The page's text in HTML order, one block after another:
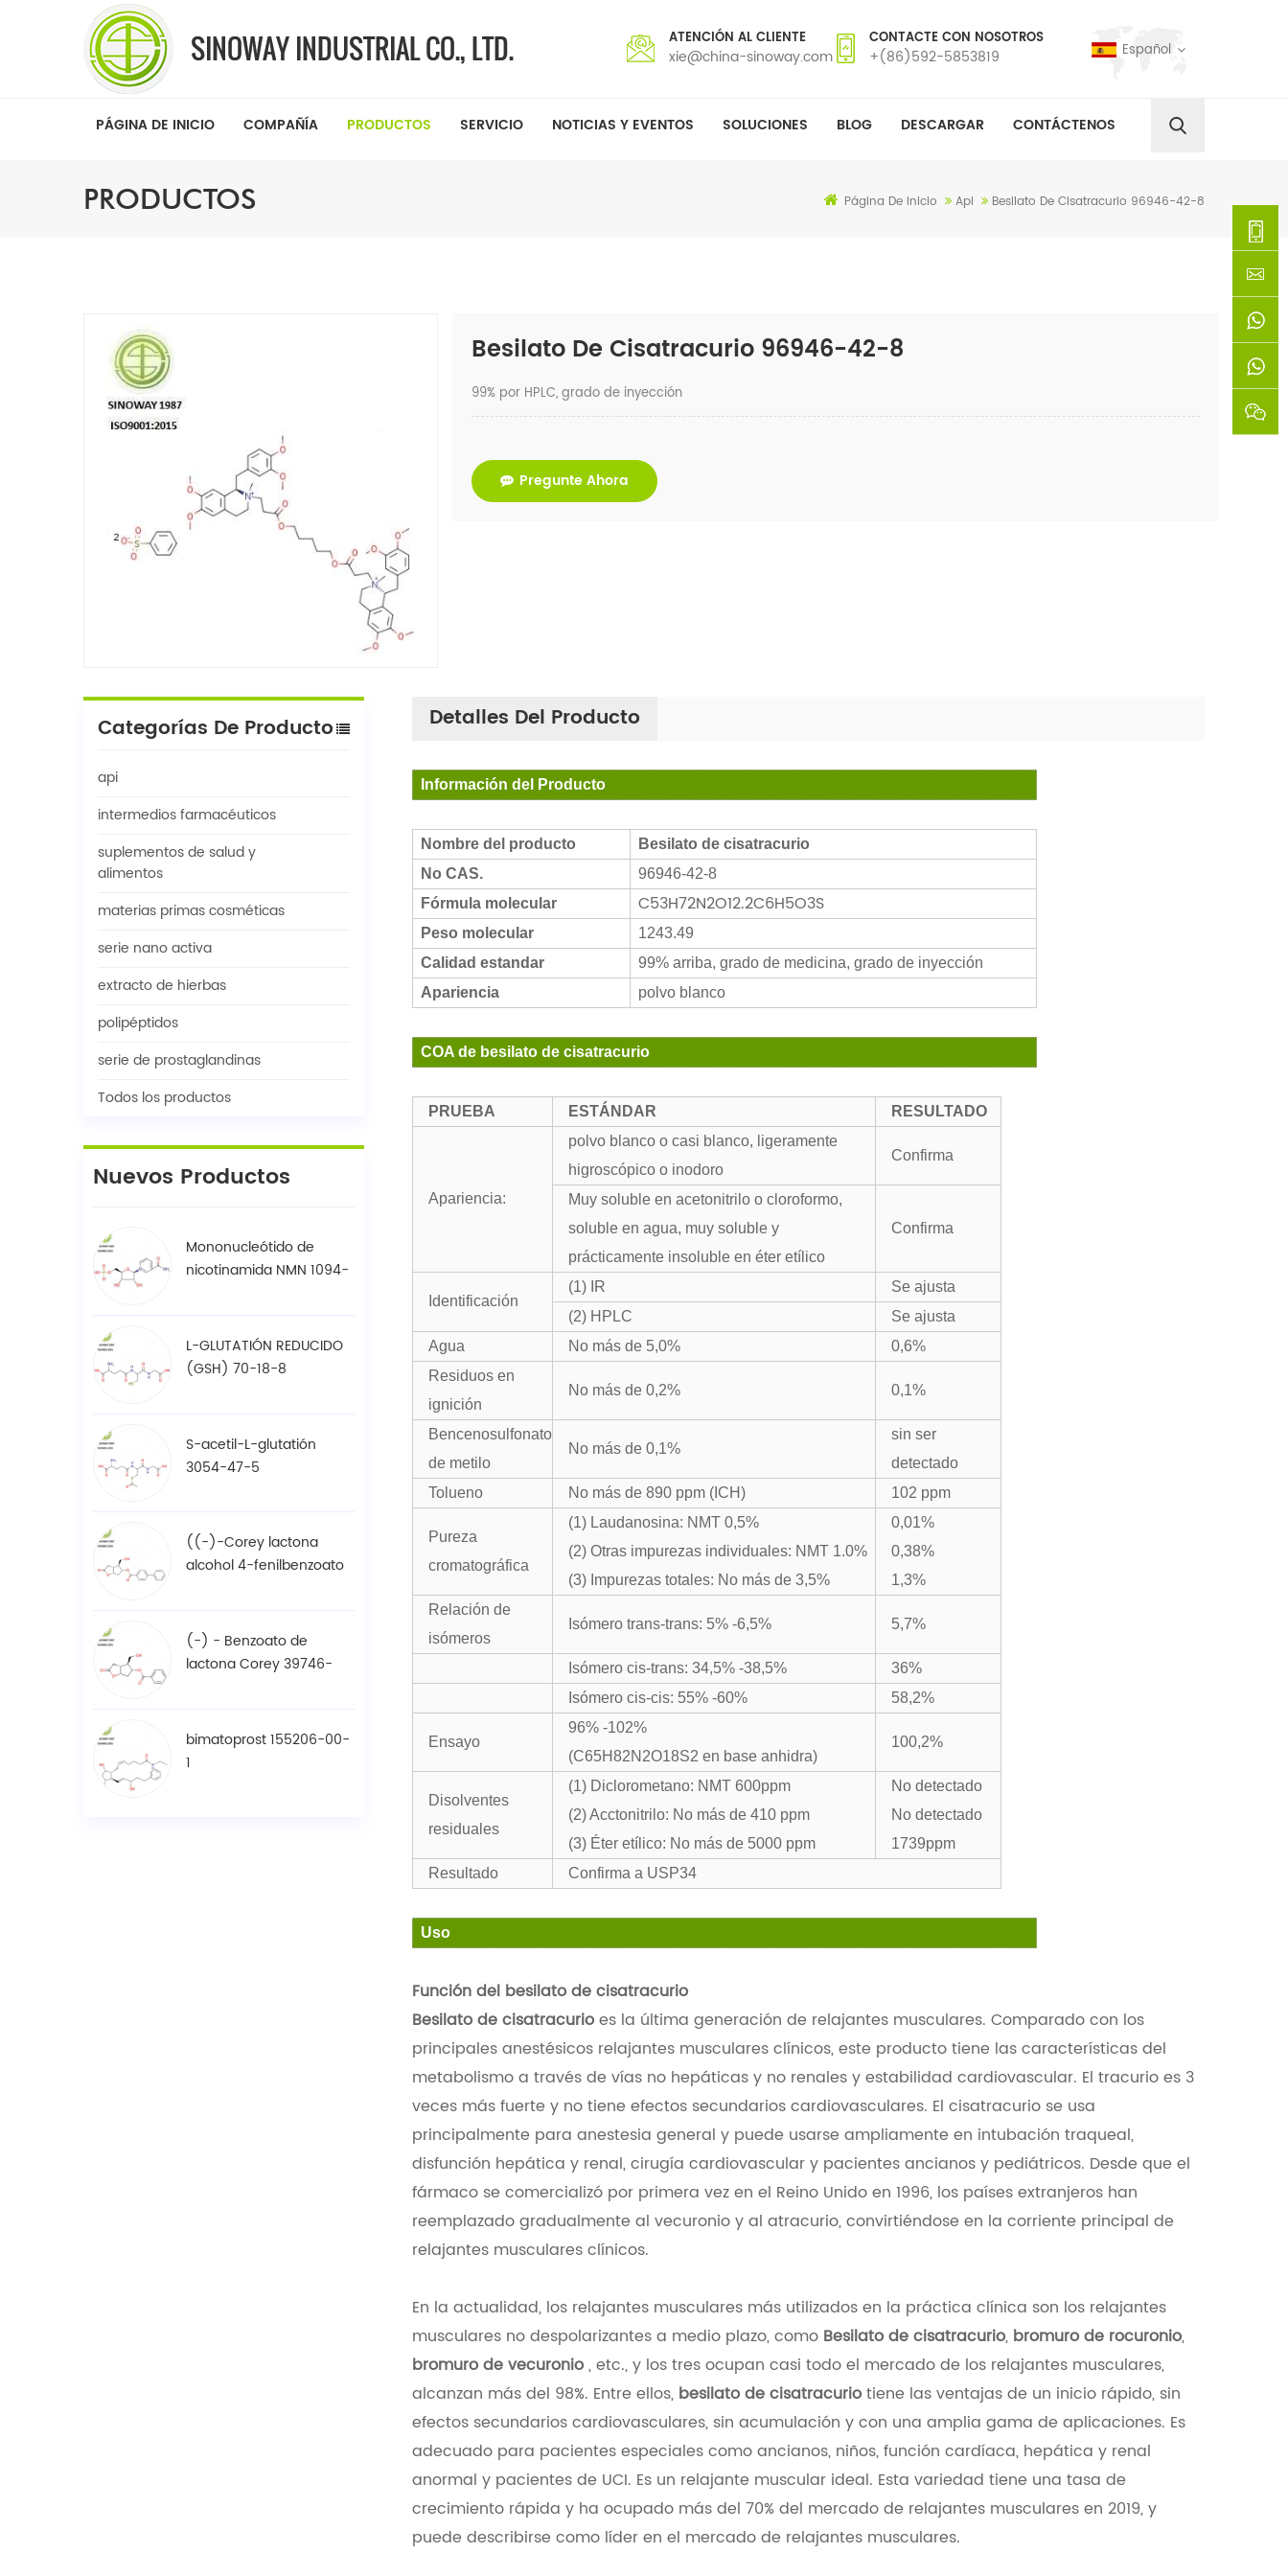
ATENCIÓN AL CLIENTE
xie@china-sinoway.com
CONTACTE CON NOSOTROS
+(86)592-5853819 Español
PÁGINA DE INICIO COMPAÑÍA PRODUCTOS SERVICIO NOTICIAS Y EVENTOS SOLUCIONES BLOG DESCARGAR CONTÁCTENOS
PRODUCTOS Página De Inicio Api Besilato De Cisatracurio 96946-42-8
Besilato De Cisatracurio 96946-42-8
99% por HPLC, grado de inyección
Pregunte Ahora
Categorías De Producto
api
intermedios farmacéuticos
suplementos de salud y
alimentos
materias primas cosméticas
serie nano activa
extracto de hierbas
polipéptidos
serie de prostaglandinas
Todos los productos
Nuevos Productos
Mononucleótido de
nicotinamida NMN 1094-
L-GLUTATIÓN REDUCIDO
(GSH) 70-18-8
S-acetil-L-glutatión
3054-47-5
((-)-Corey lactona
alcohol 4-fenilbenzoato
(-) - Benzoato de
lactona Corey 39746-
bimatoprost 155206-00-
1
Detalles Del Producto
Información del Producto
Nombre del producto
Besilato de cisatracurio
No CAS.
96946-42-8
Fórmula molecular
C53H72N2O12.2C6H5O3S
Peso molecular
1243.49
Calidad estandar
99% arriba, grado de medicina, grado de inyección
Apariencia
polvo blanco
COA de besilato de cisatracurio
PRUEBA ESTÁNDAR RESULTADO
Apariencia:
polvo blanco o casi blanco, ligeramente
higroscópico o inodoro
Confirma
Muy soluble en acetonitrilo o cloroformo,
soluble en agua, muy soluble y
prácticamente insoluble en éter etílico
Confirma
Identificación
(1) IR
Se ajusta
(2) HPLC
Se ajusta
Agua
No más de 5,0%
0,6%
Residuos en
ignición
No más de 0,2% 0,1%
Bencenosulfonato
de metilo
No más de 0,1%
sin ser
detectado
Tolueno
No más de 890 ppm (ICH) 102 ppm
Pureza
cromatográfica
(1) Laudanosina: NMT 0,5%
(2) Otras impurezas individuales: NMT 1.0%
(3) Impurezas totales: No más de 3,5%
0,01%
0,38%
1,3%
Relación de
isómeros
Isómero trans-trans: 5% -6,5% 5,7%
Isómero cis-trans: 34,5% -38,5%
36%
Isómero cis-cis: 55% -60%
58,2%
Ensayo
96% -102%
(C65H82N2O18S2 en base anhidra)
100,2%
Disolventes
residuales
(1) Diclorometano: NMT 600ppm
(2) Acctonitrilo: No más de 410 ppm
(3) Éter etílico: No más de 5000 ppm
No detectado
No detectado
1739ppm
Resultado
Confirma a USP34
Uso
Función del besilato de cisatracurio
Besilato de cisatracurioes la última generación de relajantes musculares. Comparado con los
principales anestésicos relajantes musculares clínicos, este producto tiene las características del
metabolismo a través de vías no hepáticas y no renales y estabilidad cardiovascular. El tracurio es 3
veces más fuerte y no tiene efectos secundarios cardiovasculares. El cisatracurio se usa
principalmente para anestesia general y puede usarse ampliamente en intubación traqueal,
disfunción hepática y renal, cirugía cardiovascular y pacientes ancianos y pediátricos. Desde que el
fármaco se comercializó por primera vez en el Reino Unido en 1996, los países extranjeros han
reemplazado gradualmente al vecuronio y al atracurio, convirtiéndose en la corriente principal de
relajantes musculares clínicos.
En la actualidad, los relajantes musculares más utilizados en la práctica clínica son los relajantes
musculares no despolarizantes a medio plazo, comoBesilato de cisatracurio,bromuro de rocuronio,
bromuro de vecuronio, etc., y los tres ocupan casi todo el mercado de los relajantes musculares,
alcanzan más del 98%. Entre ellos,besilato de cisatracuriotiene las ventajas de un inicio rápido, sin
efectos secundarios cardiovasculares, sin acumulación y con una amplia gama de aplicaciones. Es
adecuado para pacientes especiales como ancianos, niños, función cardíaca, hepática y renal
anormal y pacientes de UCI. Es un relajante muscular ideal. Esta variedad tiene una tasa de
crecimiento rápida y ha ocupado más del 70% del mercado de relajantes musculares en 2019, y
puede describirse como líder en el mercado de relajantes musculares.
5853819